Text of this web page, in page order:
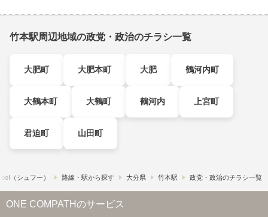
竹本駅周辺地域の政党・政治のチラシ一覧
大肥町 大肥本町 大肥 鶴河内町
大鶴本町 大鶴町 鶴河内 上宮町
君迫町 山田町
（シュフー） 路線・駅から探す 大分県 竹本駅 政党・政治のチラシ一覧
ONE COMPATHのサービス